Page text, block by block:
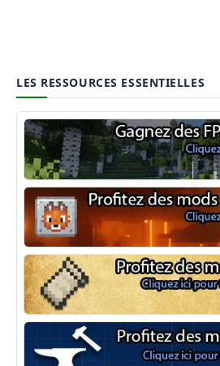
LES RESSOURCES ESSENTIELLES
Optifine
NeoForge
Minecraft Fabric